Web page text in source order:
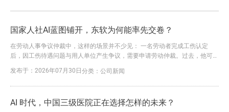
国家人社AI蓝图铺开，东软为何能率先交卷？
在劳动人事争议仲裁中，这样的场景并不少见： 一名劳动者完成工伤认定
后，因工伤待遇问题与用人单位产生争议，需要申请劳动仲裁。过去，他可能
多次补正、反复往返。 如今，一套看得见、用得上的“黑科技”，正在改变这一
过程。 在工作人员指导下，申请人通过移动端录入案情和诉求、上传相关材
发布于：2026年07月30日 分类： 公司新闻
AI 时代，中国三级医院正在选择怎样的未来？